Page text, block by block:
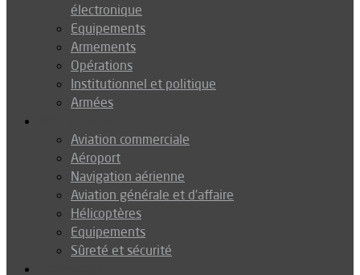
électronique
Equipements
Armements
Opérations
Institutionnel et politique
Armées
Aviation commerciale
Aéroport
Navigation aérienne
Aviation générale et d’affaire
Hélicoptères
Equipements
Sûreté et sécurité